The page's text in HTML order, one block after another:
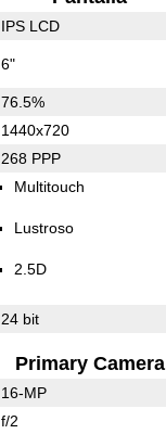
IPS LCD
6"
76.5%
1440x720
268 PPP
Multitouch
Lustroso
2.5D
24 bit
Primary Camera
16-MP
f/2